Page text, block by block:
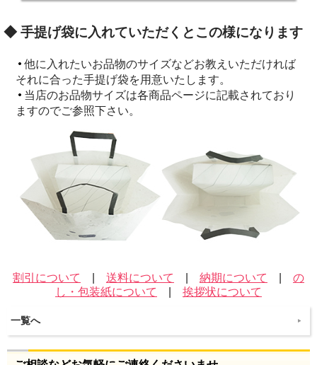
◆ 手提げ袋に入れていただくとこの様になります
他に入れたいお品物のサイズなどお教えいただければ
それに合った手提げ袋を用意いたします。
当店のお品物サイズは各商品ページに記載されており
ますのでご参照下さい。
割引について 送料について 納期について
の
し・包装紙について
挨拶状について
一覧へ